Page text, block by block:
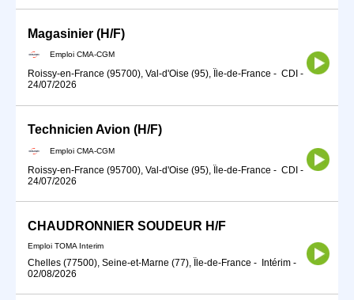
Magasinier (H/F)
Emploi CMA-CGM
Roissy-en-France (95700), Val-d'Oise (95), Île-de-France - CDI -
24/07/2026
Technicien Avion (H/F)
Emploi CMA-CGM
Roissy-en-France (95700), Val-d'Oise (95), Île-de-France - CDI -
24/07/2026
CHAUDRONNIER SOUDEUR H/F
Emploi TOMA Interim
Chelles (77500), Seine-et-Marne (77), Île-de-France - Intérim -
02/08/2026